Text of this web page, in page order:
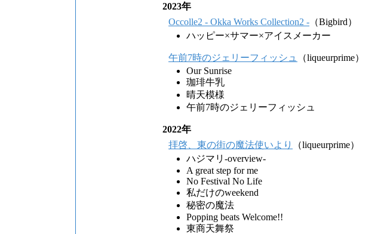
2023年
Occolle2 - Okka Works Collection2 - （Bigbird）
ハッピー×サマー×アイスメーカー
午前7時のジェリーフィッシュ
（liqueurprime）
Our Sunrise
珈琲牛乳
晴天模様
午前7時のジェリーフィッシュ
2022年
拝啓、東の街の魔法使いより
（liqueurprime）
ハジマリ-overview-
A great step for me
No Festival No Life
私だけのweekend
秘密の魔法
Popping beats Welcome!!
東商天舞祭